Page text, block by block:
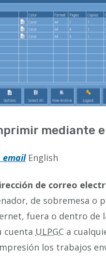
mediante
emailEnglish
de correo
de sobremesa o
fuera o dentro de
cuenta ULPGC a
los trabajos